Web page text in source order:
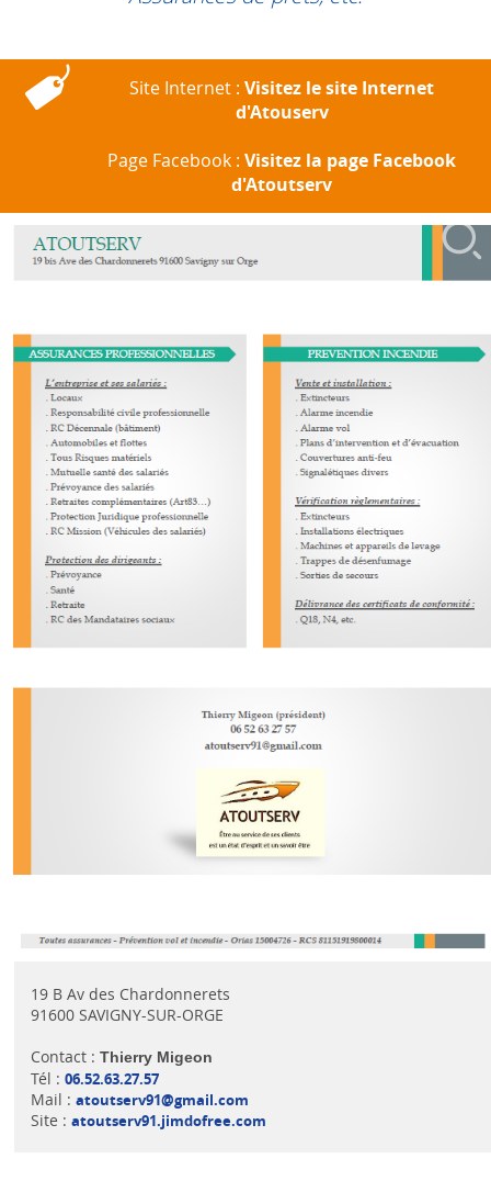
Site Internet : Visitez le site Internet
d'Atouserv
Page Facebook : Visitez la page Facebook
d'Atoutserv
19 B Av des Chardonnerets
91600 SAVIGNY-SUR-ORGE
Contact : Thierry Migeon
Tél : 06.52.63.27.57
Mail : atoutserv91@gmail.com
Site : atoutserv91.jimdofree.com